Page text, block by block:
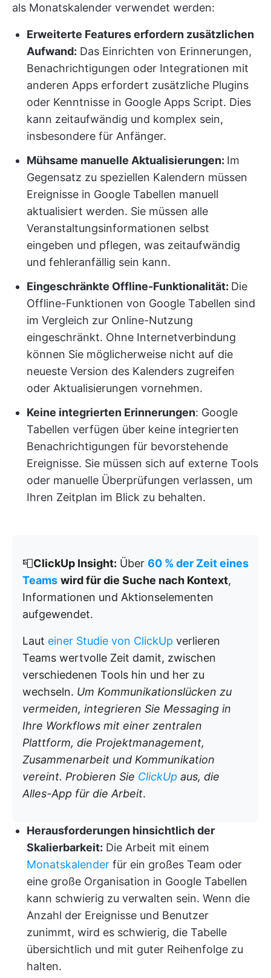
als Monatskalender verwendet werden:
Erweiterte Features erfordern zusätzlichen
Aufwand: Das Einrichten von Erinnerungen,
Benachrichtigungen oder Integrationen mit
anderen Apps erfordert zusätzliche Plugins
oder Kenntnisse in Google Apps Script. Dies
kann zeitaufwändig und komplex sein,
insbesondere für Anfänger.
Mühsame manuelle Aktualisierungen: Im
Gegensatz zu speziellen Kalendern müssen
Ereignisse in Google Tabellen manuell
aktualisiert werden. Sie müssen alle
Veranstaltungsinformationen selbst
eingeben und pflegen, was zeitaufwändig
und fehleranfällig sein kann.
Eingeschränkte Offline-Funktionalität: Die
Offline-Funktionen von Google Tabellen sind
im Vergleich zur Online-Nutzung
eingeschränkt. Ohne Internetverbindung
können Sie möglicherweise nicht auf die
neueste Version des Kalenders zugreifen
oder Aktualisierungen vornehmen.
Keine integrierten Erinnerungen: Google
Tabellen verfügen über keine integrierten
Benachrichtigungen für bevorstehende
Ereignisse. Sie müssen sich auf externe Tools
oder manuelle Überprüfungen verlassen, um
Ihren Zeitplan im Blick zu behalten.
📮ClickUp Insight: Über 60 % der Zeit eines
Teams wird für die Suche nach Kontext,
Informationen und Aktionselementen
aufgewendet.
Laut einer Studie von ClickUp verlieren
Teams wertvolle Zeit damit, zwischen
verschiedenen Tools hin und her zu
wechseln. Um Kommunikationslücken zu
vermeiden, integrieren Sie Messaging in
Ihre Workflows mit einer zentralen
Plattform, die Projektmanagement,
Zusammenarbeit und Kommunikation
vereint. Probieren Sie ClickUp aus, die
Alles-App für die Arbeit.
Herausforderungen hinsichtlich der
Skalierbarkeit: Die Arbeit mit einem
Monatskalender für ein großes Team oder
eine große Organisation in Google Tabellen
kann schwierig zu verwalten sein. Wenn die
Anzahl der Ereignisse und Benutzer
zunimmt, wird es schwierig, die Tabelle
übersichtlich und mit guter Reihenfolge zu
halten.